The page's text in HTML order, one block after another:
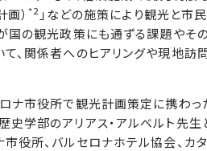
） *2 」などの施策により観光と市
国の観光政策にも通ずる課題やそ
、関係者へのヒアリングや現地訪
ロナ市役所で観光計画策定に携わっ
学部のアリアス・アルベルト先生
役所、バルセロナホテル協会、カ